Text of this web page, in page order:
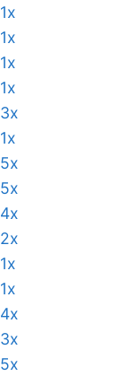
1x
1x
1x
1x
3x
1x
5x
5x
4x
2x
1x
1x
4x
3x
5x